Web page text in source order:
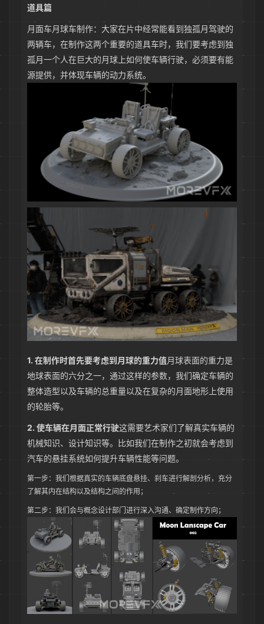
道具篇
月面车月球车制作：大家在片中经常能看到独孤月驾驶的
两辆车，在制作这两个重要的道具车时，我们要考虑到独
孤月一个人在巨大的月球上如何使车辆行驶，必须要有能
源提供，并体现车辆的动力系统。
1. 在制作时首先要考虑到月球的重力值月球表面的重力是
地球表面的六分之一，通过这样的参数，我们确定车辆的
整体造型以及车辆的总重量以及在复杂的月面地形上使用
的轮胎等。
2. 使车辆在月面正常行驶这需要艺术家们了解真实车辆的
机械知识、设计知识等。比如我们在制作之初就会考虑到
汽车的悬挂系统如何提升车辆性能等问题。
第一步：我们根据真实的车辆底盘悬挂、刹车进行解剖分析，充分
了解其内在结构以及结构之间的作用；
第二步：我们会与概念设计部门进行深入沟通、确定制作方向；